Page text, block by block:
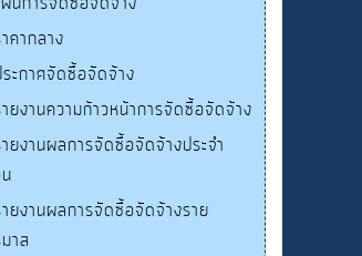
คากลาง
ะกาศจัดซื้อจัดจ้าง
ยงานความก้าวหน้าการจัดซื้อจัดจ้าง
ยงานผลการจัดซื้อจัดจ้างประจำ
ยงานผลการจัดซื้อจัดจ้างราย
าส